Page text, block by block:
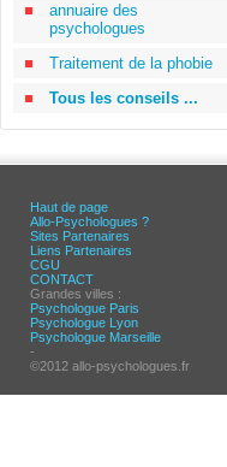
annuaire des
psychologues
Traitement de la phobie
Tous les conseils ...
Haut de page
Allo-Psychologues ?
Sites Partenaires
Liens Partenaires
CGU
CONTACT
Grandes villes :
Psychologue Paris
Psychologue Lyon
Psychologue Marseille
-
©2012 allo-psychologues.fr